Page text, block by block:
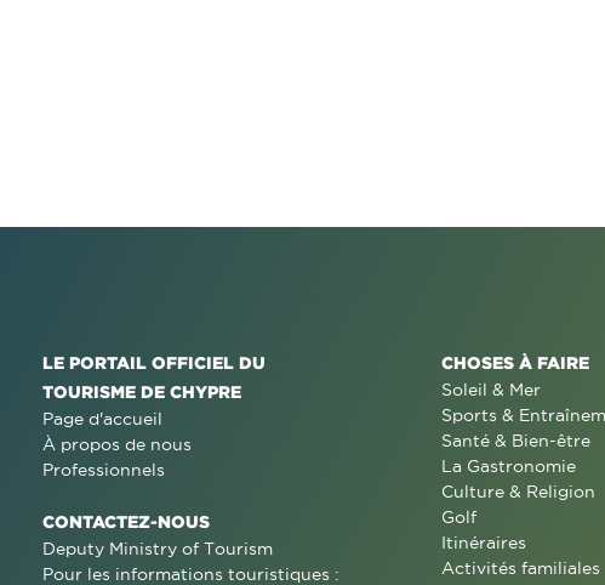
LE PORTAIL OFFICIEL DU
TOURISME DE CHYPRE
Page d'accueil
À propos de nous
Professionnels
CONTACTEZ-NOUS
Deputy Ministry of Tourism
Pour les informations touristiques :
CHOSES À FAIRE
Soleil & Mer
Sports &
Santé & Bien-être
La Gastronomie
Culture & Religion
Golf
Itinéraires
Activités familiales